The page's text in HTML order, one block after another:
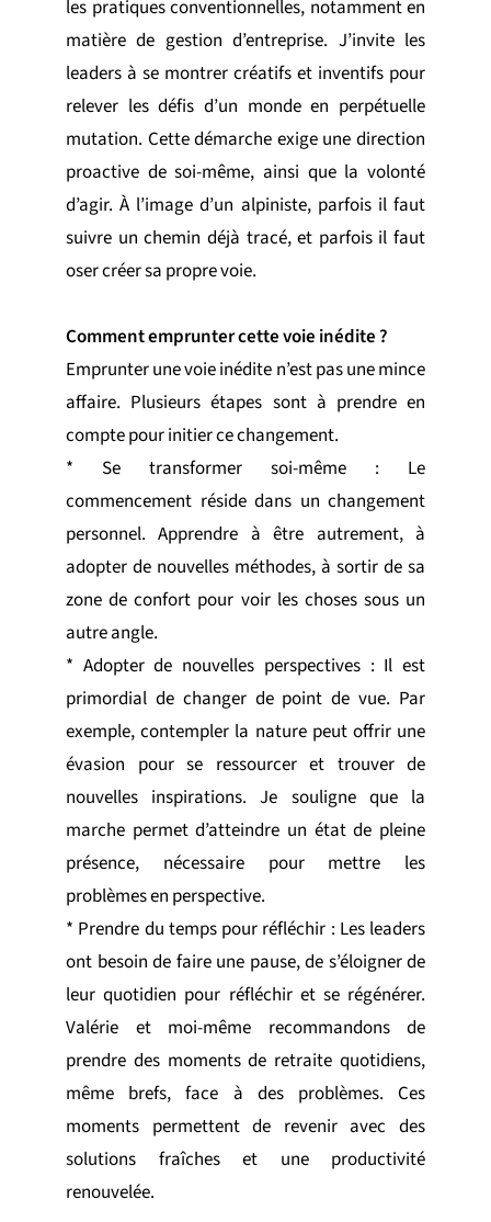
les pratiques conventionnelles, notamment en
matière de gestion d’entreprise. J’invite les
leaders à se montrer créatifs et inventifs pour
relever les défis d’un monde en perpétuelle
mutation. Cette démarche exige une direction
proactive de soi-même, ainsi que la volonté
d’agir. À l’image d’un alpiniste, parfois il faut
suivre un chemin déjà tracé, et parfois il faut
oser créer sa propre voie.
Comment emprunter cette voie inédite ?
Emprunter une voie inédite n’est pas une mince
affaire. Plusieurs étapes sont à prendre en
compte pour initier ce changement.
* Se transformer soi-même : Le
commencement réside dans un changement
personnel. Apprendre à être autrement, à
adopter de nouvelles méthodes, à sortir de sa
zone de confort pour voir les choses sous un
autre angle.
* Adopter de nouvelles perspectives : Il est
primordial de changer de point de vue. Par
exemple, contempler la nature peut offrir une
évasion pour se ressourcer et trouver de
nouvelles inspirations. Je souligne que la
marche permet d’atteindre un état de pleine
présence, nécessaire pour mettre les
problèmes en perspective.
* Prendre du temps pour réfléchir : Les leaders
ont besoin de faire une pause, de s’éloigner de
leur quotidien pour réfléchir et se régénérer.
Valérie et moi-même recommandons de
prendre des moments de retraite quotidiens,
même brefs, face à des problèmes. Ces
moments permettent de revenir avec des
solutions fraîches et une productivité
renouvelée.